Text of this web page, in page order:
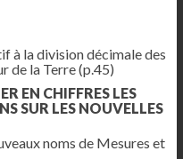
à la division décimale des
de la Terre(p.45)
EN CHIFFRES LES
SUR LES NOUVELLES
noms de Mesures et